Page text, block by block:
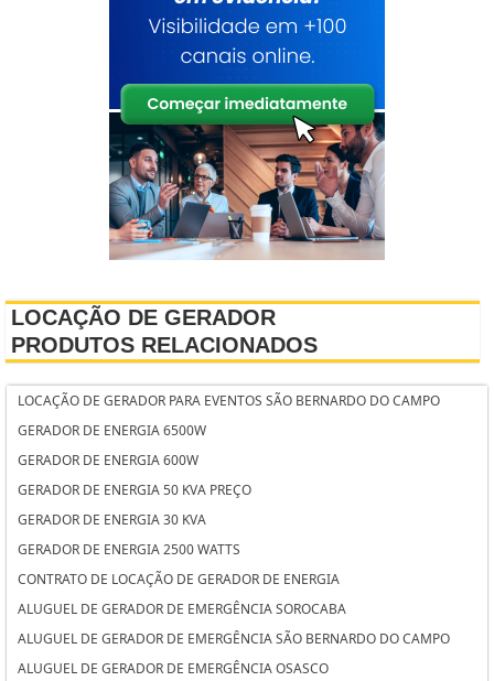
LOCAÇÃO DE GERADOR
PRODUTOS RELACIONADOS
LOCAÇÃO DE GERADOR PARA EVENTOS SÃO BERNARDO DO CAMPO
GERADOR DE ENERGIA 6500W
GERADOR DE ENERGIA 600W
GERADOR DE ENERGIA 50 KVA PREÇO
GERADOR DE ENERGIA 30 KVA
GERADOR DE ENERGIA 2500 WATTS
CONTRATO DE LOCAÇÃO DE GERADOR DE ENERGIA
ALUGUEL DE GERADOR DE EMERGÊNCIA SOROCABA
ALUGUEL DE GERADOR DE EMERGÊNCIA SÃO BERNARDO DO CAMPO
ALUGUEL DE GERADOR DE EMERGÊNCIA OSASCO